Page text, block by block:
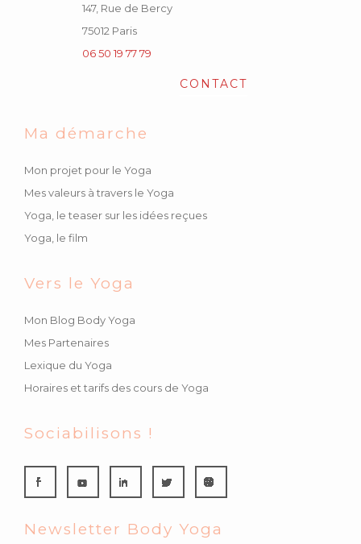
147, Rue de Bercy
75012 Paris
06 50 19 77 79
CONTACT
Ma démarche
Mon projet pour le Yoga
Mes valeurs à travers le Yoga
Yoga, le teaser sur les idées reçues
Yoga, le film
Vers le Yoga
Mon Blog Body Yoga
Mes Partenaires
Lexique du Yoga
Horaires et tarifs des cours de Yoga
Sociabilisons !
Newsletter Body Yoga